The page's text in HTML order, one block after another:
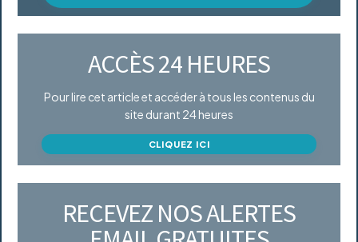
ACCÈS 24 HEURES
Pour lire cet article et accéder à tous les contenus du
site durant 24 heures
CLIQUEZ ICI
RECEVEZ NOS ALERTES